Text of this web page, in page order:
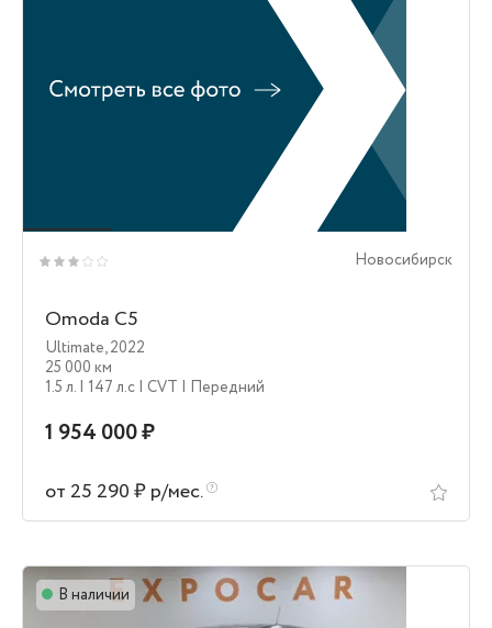
Новосибирск
Omoda C5
Ultimate,2022
25 000 км
1.5 л. | 147 л.c | CVT | Передний
1 954 000 ₽
от 25 290 ₽ р/мес.
В наличии